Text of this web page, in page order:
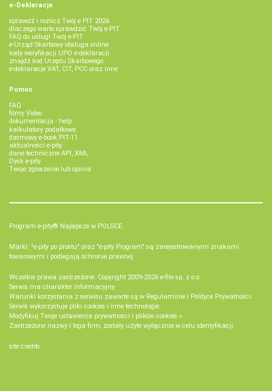
e-Deklaracje
sprawdź i rozlicz Twój e PIT 2026
dlaczego warto sprawdzić Twój e-PIT
FAQ do usługi Twój e-PIT
e-Urząd Skarbowy obsługa online
kody weryfikacji UPO e-deklaracji
znajdź kod Urzędu Skarbowego
e-deklaracje VAT, CIT, PCC oraz inne
Pomoc
FAQ
filmy Video
dokumentacja - help
kalkulatory podatkowe
darmowy e-book PIT-11
aktualności e-pity
dane techniczne API, XML
Dysk e-pity
Twoje zgłoszenie lub opinia
Program e-pity® Najlepsze w POLSCE.
Marki: "e-pity po prostu" oraz "e-pity Program" są zarejestrowanymi znakami
towarowymi i podlegają ochronie prawnej.
Wszelkie prawa zastrzeżone. Copyright 2009-2026 e-file sp. z o.o.
Serwis ma charakter informacyjny.
Warunki korzystania z serwisu zawarte są w Regulaminie i Polityce Prywatności.
Serwis wykorzystuje pliki cookies i inne technologie.
Modyfikuj Twoje ustawienia prywatności i plików cookies »
Zastrzeżone nazwy i loga firm, zostały użyte wyłącznie w celu identyfikacji.
site credits